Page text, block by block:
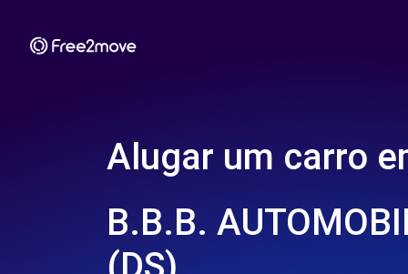
Alugar um carro
B.B.B.